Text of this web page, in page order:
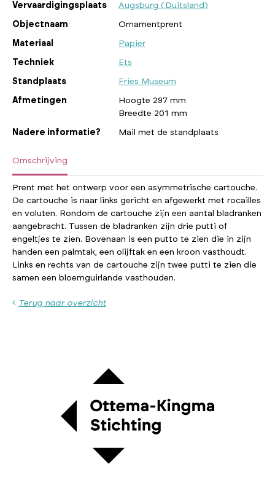
Vervaardigingsplaats Augsburg (Duitsland)
Objectnaam Ornamentprent
Materiaal Papier
Techniek Ets
Standplaats Fries Museum
Afmetingen
Hoogte 297 mm
Breedte 201 mm
Nadere informatie? Mail met de standplaats
Omschrijving
Prent met het ontwerp voor een asymmetrische cartouche.
De cartouche is naar links gericht en afgewerkt met rocailles
en voluten. Rondom de cartouche zijn een aantal bladranken
aangebracht. Tussen de bladranken zijn drie putti of
engeltjes te zien. Bovenaan is een putto te zien die in zijn
handen een palmtak, een olijftak en een kroon vasthoudt.
Links en rechts van de cartouche zijn twee putti te zien die
samen een bloemguirlande vasthouden.
Terug naar overzicht